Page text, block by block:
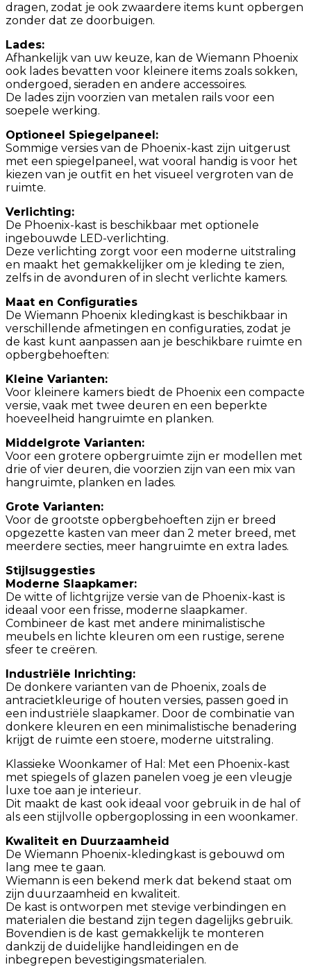
dragen, zodat je ook zwaardere items kunt opbergen
zonder dat ze doorbuigen.
Lades:
Afhankelijk van uw keuze, kan de Wiemann Phoenix
ook lades bevatten voor kleinere items zoals sokken,
ondergoed, sieraden en andere accessoires.
De lades zijn voorzien van metalen rails voor een
soepele werking.
Optioneel Spiegelpaneel:
Sommige versies van de Phoenix-kast zijn uitgerust
met een spiegelpaneel, wat vooral handig is voor het
kiezen van je outfit en het visueel vergroten van de
ruimte.
Verlichting:
De Phoenix-kast is beschikbaar met optionele
ingebouwde LED-verlichting.
Deze verlichting zorgt voor een moderne uitstraling
en maakt het gemakkelijker om je kleding te zien,
zelfs in de avonduren of in slecht verlichte kamers.
Maat en Configuraties
De Wiemann Phoenix kledingkast is beschikbaar in
verschillende afmetingen en configuraties, zodat je
de kast kunt aanpassen aan je beschikbare ruimte en
opbergbehoeften:
Kleine Varianten:
Voor kleinere kamers biedt de Phoenix een compacte
versie, vaak met twee deuren en een beperkte
hoeveelheid hangruimte en planken.
Middelgrote Varianten:
Voor een grotere opbergruimte zijn er modellen met
drie of vier deuren, die voorzien zijn van een mix van
hangruimte, planken en lades.
Grote Varianten:
Voor de grootste opbergbehoeften zijn er breed
opgezette kasten van meer dan 2 meter breed, met
meerdere secties, meer hangruimte en extra lades.
Stijlsuggesties
Moderne Slaapkamer:
De witte of lichtgrijze versie van de Phoenix-kast is
ideaal voor een frisse, moderne slaapkamer.
Combineer de kast met andere minimalistische
meubels en lichte kleuren om een rustige, serene
sfeer te creëren.
Industriële Inrichting:
De donkere varianten van de Phoenix, zoals de
antracietkleurige of houten versies, passen goed in
een industriële slaapkamer. Door de combinatie van
donkere kleuren en een minimalistische benadering
krijgt de ruimte een stoere, moderne uitstraling.
Klassieke Woonkamer of Hal: Met een Phoenix-kast
met spiegels of glazen panelen voeg je een vleugje
luxe toe aan je interieur.
Dit maakt de kast ook ideaal voor gebruik in de hal of
als een stijlvolle opbergoplossing in een woonkamer.
Kwaliteit en Duurzaamheid
De Wiemann Phoenix-kledingkast is gebouwd om
lang mee te gaan.
Wiemann is een bekend merk dat bekend staat om
zijn duurzaamheid en kwaliteit.
De kast is ontworpen met stevige verbindingen en
materialen die bestand zijn tegen dagelijks gebruik.
Bovendien is de kast gemakkelijk te monteren
dankzij de duidelijke handleidingen en de
inbegrepen bevestigingsmaterialen.